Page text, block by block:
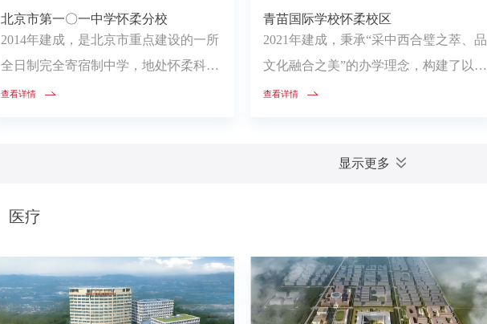
北京市第一〇一中学怀柔分校
2014年建成，是北京市重点建设的一所
全日制完全寄宿制中学，地处怀柔科学
城的核心区，挂牌“中国科学院...
查看详情
青苗国际学校怀柔校区
2021年建成，秉承“采中西合璧之萃、品
文化融合之美”的办学理念，构建了以中
国国家课程为根基，充分融...
查看详情
显示更多
医疗